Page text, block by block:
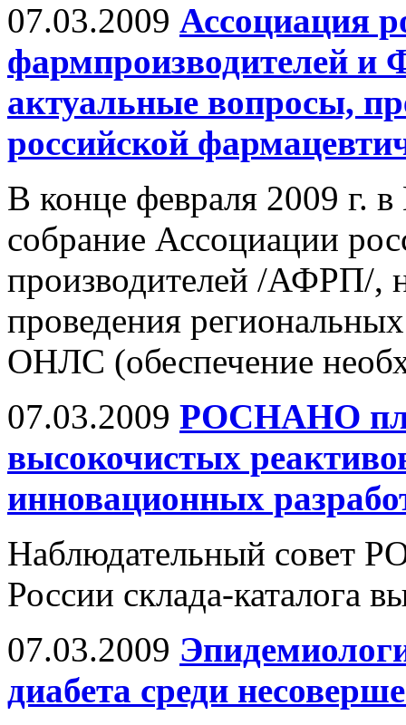
07.03.2009 Ассоциация
фармпроизводителей и
актуальные вопросы,
российской
В конце февраля 2009 г.
собрание Ассоциации
производителей /АФРП/,
проведения
ОНЛС (обеспечение
07.03.2009 РОСНАНО
высокочистых
инновационных
Наблюдательный совет
России склада-каталога
07.03.2009
диабета среди